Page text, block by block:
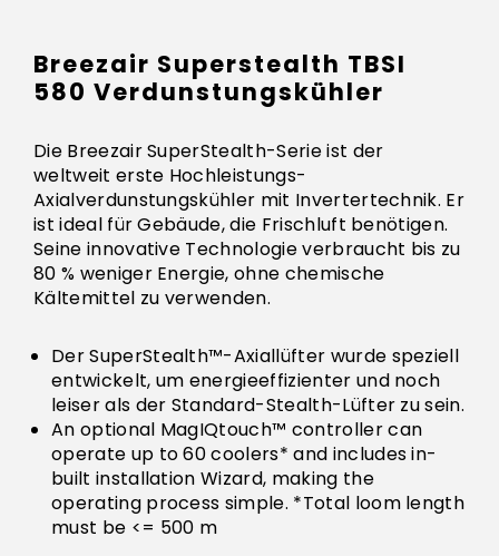
Breezair Superstealth TBSI
580 Verdunstungskühler
Die Breezair SuperStealth-Serie ist der
weltweit erste Hochleistungs-
Axialverdunstungskühler mit Invertertechnik. Er
ist ideal für Gebäude, die Frischluft benötigen.
Seine innovative Technologie verbraucht bis zu
80 % weniger Energie, ohne chemische
Kältemittel zu verwenden.
Der SuperStealth™-Axiallüfter wurde speziell
entwickelt, um energieeffizienter und noch
leiser als der Standard-Stealth-Lüfter zu sein.
An optional MagIQtouch™ controller can
operate up to 60 coolers* and includes in-
built installation Wizard, making the
operating process simple. *Total loom length
must be <= 500 m